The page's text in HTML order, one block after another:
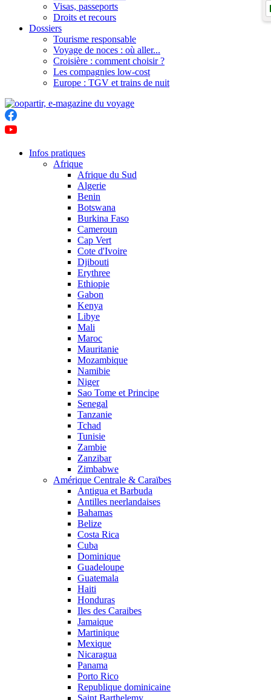
Visas, passeports
Droits et recours
Dossiers
Tourisme responsable
Voyage de noces : où aller...
Croisière : comment choisir ?
Les compagnies low-cost
Europe : TGV et trains de nuit
Infos pratiques
Afrique
Afrique du Sud
Algerie
Benin
Botswana
Burkina Faso
Cameroun
Cap Vert
Cote d'Ivoire
Djibouti
Erythree
Ethiopie
Gabon
Kenya
Libye
Mali
Maroc
Mauritanie
Mozambique
Namibie
Niger
Sao Tome et Principe
Senegal
Tanzanie
Tchad
Tunisie
Zambie
Zanzibar
Zimbabwe
Amérique Centrale & Caraïbes
Antigua et Barbuda
Antilles neerlandaises
Bahamas
Belize
Costa Rica
Cuba
Dominique
Guadeloupe
Guatemala
Haiti
Honduras
Iles des Caraibes
Jamaique
Martinique
Mexique
Nicaragua
Panama
Porto Rico
Republique dominicaine
Saint Barthelemy